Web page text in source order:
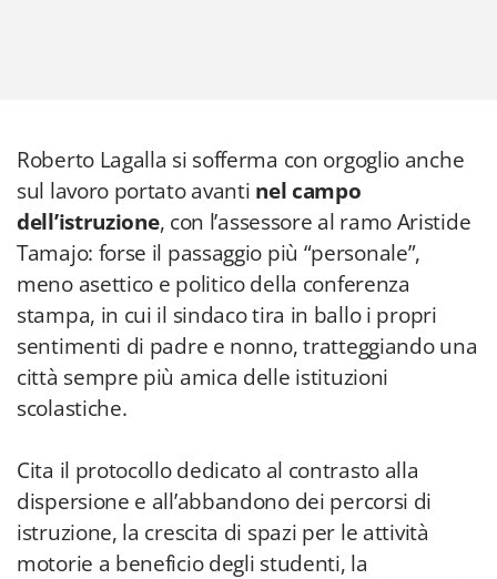
Roberto Lagalla si sofferma con orgoglio anche
sul lavoro portato avanti nel campo
dell’istruzione, con l’assessore al ramo Aristide
Tamajo: forse il passaggio più “personale”,
meno asettico e politico della conferenza
stampa, in cui il sindaco tira in ballo i propri
sentimenti di padre e nonno, tratteggiando una
città sempre più amica delle istituzioni
scolastiche.
Cita il protocollo dedicato al contrasto alla
dispersione e all’abbandono dei percorsi di
istruzione, la crescita di spazi per le attività
motorie a beneficio degli studenti, la